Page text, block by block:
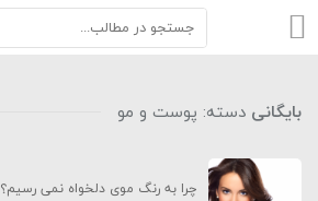
بایگانی دسته: پوست و مو
چرا به رنگ موی دلخواه نمی رسیم؟